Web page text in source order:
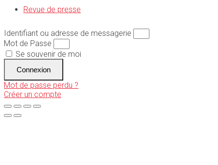
Revue de presse
Identifiant ou adresse de messagerie
Mot de Passe
Se souvenir de moi
Connexion
Mot de passe perdu ?
Créer un compte